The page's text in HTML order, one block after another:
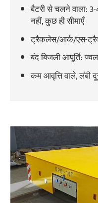
बैटरी से चलने वाला:
नहीं, कुछ ही सीमाएँ
ट्रैकलेस/आर्क/एस-
बंद बिजली आपूर्ति:
कम आवृत्ति वाले, लंबी